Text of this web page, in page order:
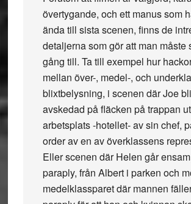
övertygande, och ett manus som
ända till sista scenen, finns de
detaljerna som gör att man måste
gång till. Ta till exempel hur
mellan över-, medel-, och
blixtbelysning, i scenen där Joe
avskedad på fläcken på trappan
arbetsplats -hotellet- av sin chef,
order av en av överklassens
Eller scenen där Helen går
paraply, från Albert i parken och
medelklassparet där mannen